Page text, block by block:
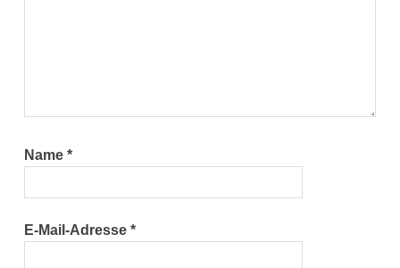
Name*
E-Mail-Adresse*